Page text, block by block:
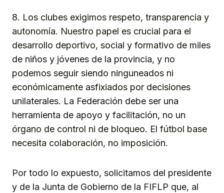
8. Los clubes exigimos respeto, transparencia y
autonomía. Nuestro papel es crucial para el
desarrollo deportivo, social y formativo de miles
de niños y jóvenes de la provincia, y no
podemos seguir siendo ninguneados ni
económicamente asfixiados por decisiones
unilaterales. La Federación debe ser una
herramienta de apoyo y facilitación, no un
órgano de control ni de bloqueo. El fútbol base
necesita colaboración, no imposición.
Por todo lo expuesto, solicitamos del presidente
y de la Junta de Gobierno de la FIFLP que, al